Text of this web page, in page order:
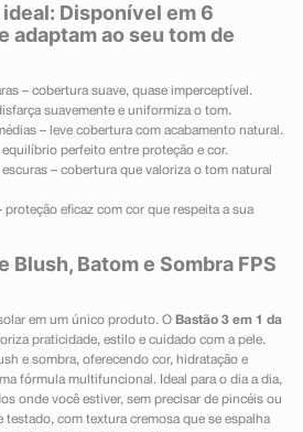
Disponível em 6
adaptam ao seu tom de
– cobertura suave, quase imperceptível.
suavemente e uniformiza o tom.
– leve cobertura com acabamento natural.
equilíbrio perfeito entre proteção e cor.
– cobertura que valoriza o tom natural
proteção eficaz com cor que respeita a sua
Blush, Batom e Sombra FPS
em um único produto. O Bastão 3 em 1 da
praticidade, estilo e cuidado com a pele.
e sombra, oferecendo cor, hidratação e
fórmula multifuncional. Ideal para o dia a dia,
onde você estiver, sem precisar de pincéis ou
testado, com textura cremosa que se espalha